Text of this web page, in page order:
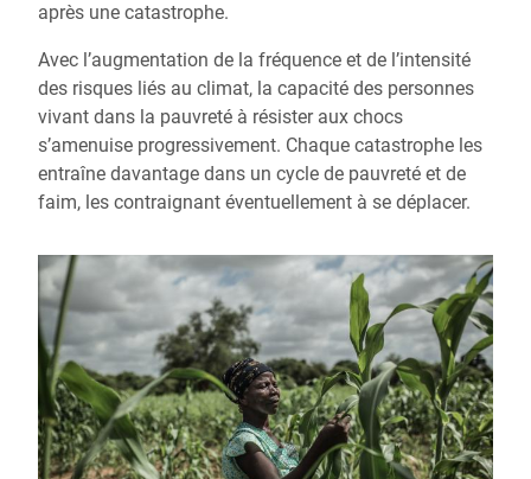
après une catastrophe.
Avec l’augmentation de la fréquence et de l’intensité
des risques liés au climat, la capacité des personnes
vivant dans la pauvreté à résister aux chocs
s’amenuise progressivement. Chaque catastrophe les
entraîne davantage dans un cycle de pauvreté et de
faim, les contraignant éventuellement à se déplacer.